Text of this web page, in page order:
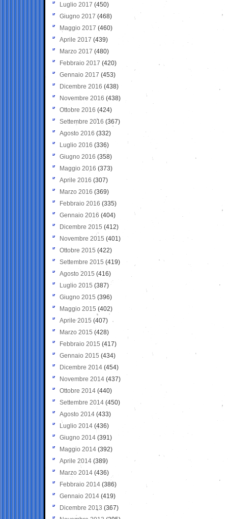
Luglio 2017 (450)
Giugno 2017 (468)
Maggio 2017 (460)
Aprile 2017 (439)
Marzo 2017 (480)
Febbraio 2017 (420)
Gennaio 2017 (453)
Dicembre 2016 (438)
Novembre 2016 (438)
Ottobre 2016 (424)
Settembre 2016 (367)
Agosto 2016 (332)
Luglio 2016 (336)
Giugno 2016 (358)
Maggio 2016 (373)
Aprile 2016 (307)
Marzo 2016 (369)
Febbraio 2016 (335)
Gennaio 2016 (404)
Dicembre 2015 (412)
Novembre 2015 (401)
Ottobre 2015 (422)
Settembre 2015 (419)
Agosto 2015 (416)
Luglio 2015 (387)
Giugno 2015 (396)
Maggio 2015 (402)
Aprile 2015 (407)
Marzo 2015 (428)
Febbraio 2015 (417)
Gennaio 2015 (434)
Dicembre 2014 (454)
Novembre 2014 (437)
Ottobre 2014 (440)
Settembre 2014 (450)
Agosto 2014 (433)
Luglio 2014 (436)
Giugno 2014 (391)
Maggio 2014 (392)
Aprile 2014 (389)
Marzo 2014 (436)
Febbraio 2014 (386)
Gennaio 2014 (419)
Dicembre 2013 (367)